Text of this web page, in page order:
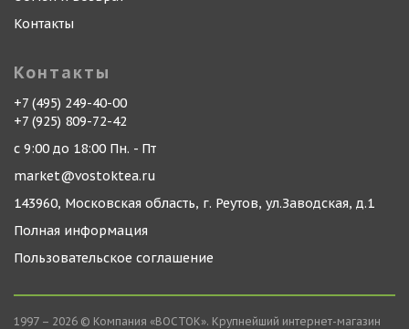
Контакты
Контакты
+7 (495) 249-40-00
+7 (925) 809-72-42
с 9:00 до 18:00 Пн. - Пт
market@vostoktea.ru
143960, Московская область, г. Реутов, ул.Заводская, д.1
Полная информация
Пользовательское соглашение
1997 – 2026 © Компания «ВОСТОК». Крупнейший интернет-магазин